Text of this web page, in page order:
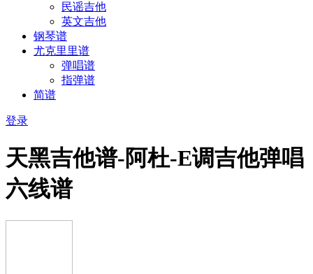
民谣吉他
英文吉他
钢琴谱
尤克里里谱
弹唱谱
指弹谱
简谱
登录
天黑吉他谱-阿杜-E调吉他弹唱
六线谱